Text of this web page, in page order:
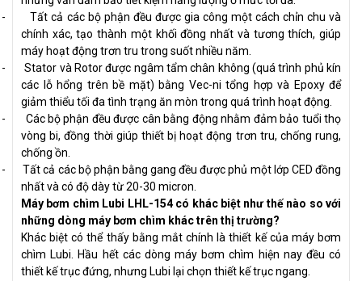
-
Tất cả các bộ phận đều được gia công một cách chỉn chu và
chính xác, tạo thành một khối đồng nhất và tương thích, giúp
máy hoạt động trơn tru trong suốt nhiều năm.
-
Stator và Rotor được ngâm tẩm chân không (quá trình phủ kín
các lỗ hổng trên bề mặt) bằng Vec-ni tổng hợp và Epoxy để
giảm thiểu tối đa tình trạng ăn mòn trong quá trình hoạt động.
-
Các bộ phận đều được cân bằng động nhằm đảm bảo tuổi thọ
vòng bi, đồng thời giúp thiết bị hoạt động trơn tru, chống rung,
chống ồn.
-
Tất cả các bộ phận bằng gang đều được phủ một lớp CED đồng
nhất và có độ dày từ 20-30 micron.
Máy bơm chìm Lubi LHL-154 có khác biệt như thế nào so với
những dòng máy bơm chìm khác trên thị trường?
Khác biệt có thể thấy bằng mắt chính là thiết kế của máy bơm
chìm Lubi. Hầu hết các dòng máy bơm chìm hiện nay đều có
thiết kế trục đứng, nhưng Lubi lại chọn thiết kế trục ngang.